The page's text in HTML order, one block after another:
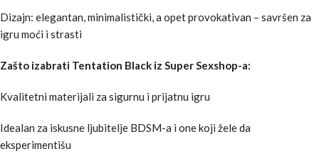
Dizajn: elegantan, minimalistički, a opet provokativan – savršen za
igru moći i strasti
Zašto izabrati Tentation Black iz Super Sexshop-a:
Kvalitetni materijali za sigurnu i prijatnu igru
Idealan za iskusne ljubitelje BDSM-a i one koji žele da
eksperimentišu